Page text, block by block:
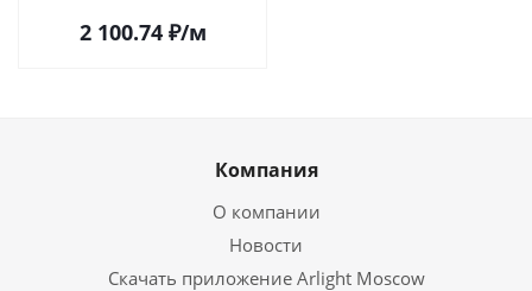
2 100.74₽/м
Компания
О компании
Новости
Скачать приложение Arlight Moscow